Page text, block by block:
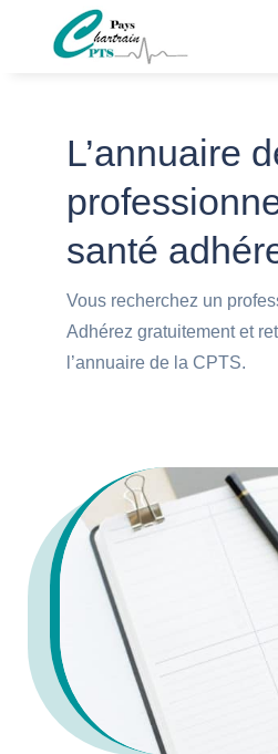
L’annuaire
santé
Vous recherchez un
Adhérez gratuitement et
l’annuaire de la CPTS.